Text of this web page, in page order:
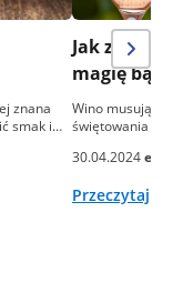
znana
smak i…
Jak zrobić
magię
Wino
świętowania i
30.04.2024
Przeczytaj